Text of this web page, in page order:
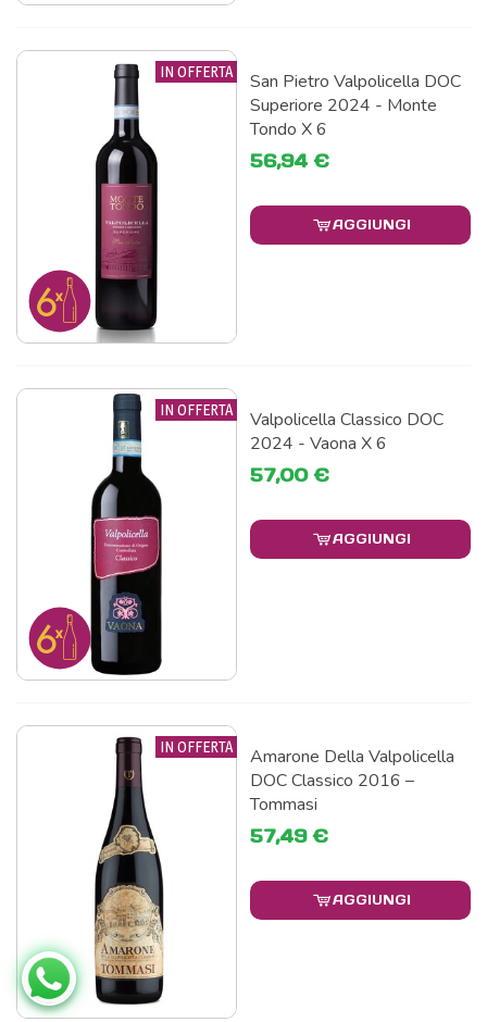
IN OFFERTA
San Pietro Valpolicella DOC
Superiore 2024 - Monte
Tondo X 6
56,94 €
AGGIUNGI
IN OFFERTA
Valpolicella Classico DOC
2024 - Vaona X 6
57,00 €
AGGIUNGI
IN OFFERTA
Amarone Della Valpolicella
DOC Classico 2016 –
Tommasi
57,49 €
AGGIUNGI